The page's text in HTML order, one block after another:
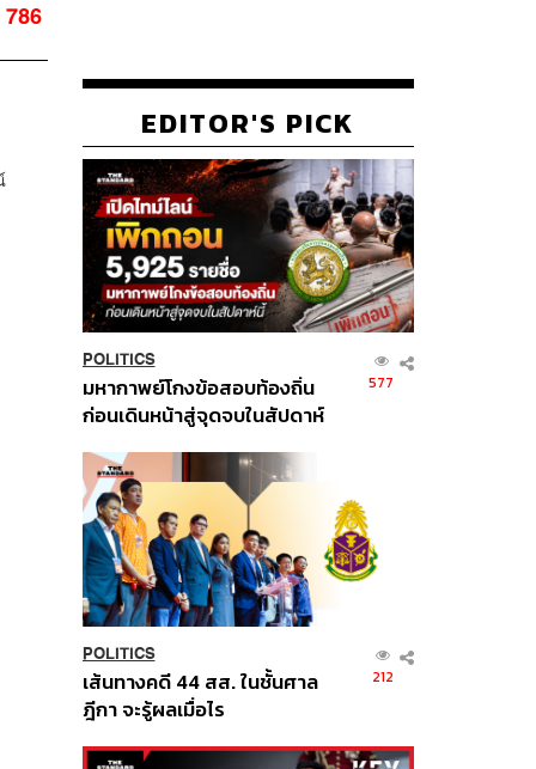
786
EDITOR'S PICK
POLITICS
มหากาพย์โกงข้อสอบท้องถิ่น
ก่อนเดินหน้าสู่จุดจบในสัปดาห์
577
POLITICS
เส้นทางคดี 44 สส. ในชั้นศาล
ฎีกา จะรู้ผลเมื่อไร
212